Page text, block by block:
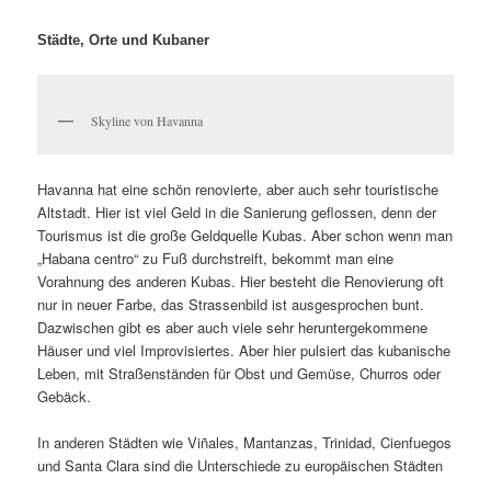
Städte, Orte und Kubaner
Skyline von Havanna
Havanna hat eine schön renovierte, aber auch sehr touristische
Altstadt. Hier ist viel Geld in die Sanierung geflossen, denn der
Tourismus ist die große Geldquelle Kubas. Aber schon wenn man
„Habana centro“ zu Fuß durchstreift, bekommt man eine
Vorahnung des anderen Kubas. Hier besteht die Renovierung oft
nur in neuer Farbe, das Strassenbild ist ausgesprochen bunt.
Dazwischen gibt es aber auch viele sehr heruntergekommene
Häuser und viel Improvisiertes. Aber hier pulsiert das kubanische
Leben, mit Straßenständen für Obst und Gemüse, Churros oder
Gebäck.
In anderen Städten wie Viñales, Mantanzas, Trinidad, Cienfuegos
und Santa Clara sind die Unterschiede zu europäischen Städten